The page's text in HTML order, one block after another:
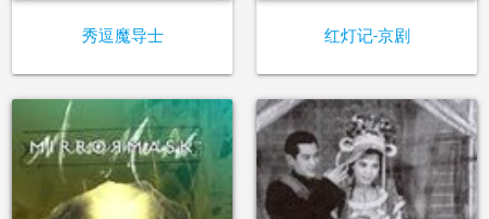
秀逗魔导士 红灯记-京剧